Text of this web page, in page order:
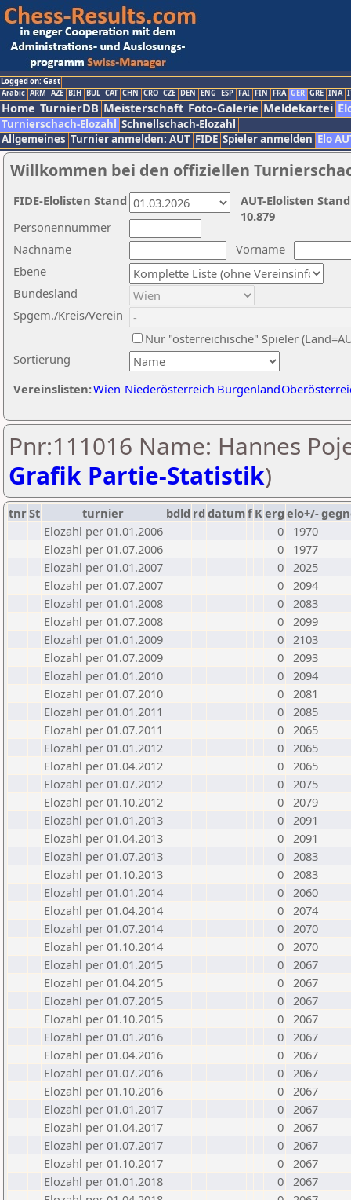
Logged on: Gast
Arabic ARM AZE BIH BUL CAT CHN CRO CZE DEN ENG ESP FAI FIN FRA GER GRE INA
Home TurnierDB Meisterschaft Foto-Galerie Meldekartei
Turnierschach-Elozahl Schnellschach-Elozahl
Allgemeines Turnier anmelden: AUT FIDE Spieler anmelden Elo
Willkommen bei den offiziellen
Nachname
Vorname
Ebene
Sortierung
Personennummer
Bundesland
Spgem./Kreis/Verein
Nur "österreichische" Spieler
Vereinslisten:Wien Niederösterreich Burgenland
AUT-Elolisten
10.879
FIDE-Elolisten Stand
Pnr:111016 Name: Hannes
Grafik Partie-Statistik)
tnrSt turnier bdld rd datumf Kerg elo+/-
Elozahl per 01.01.2006
0
1970
Elozahl per 01.07.2006
0
1977
Elozahl per 01.01.2007
0 2025
Elozahl per 01.07.2007
0 2094
Elozahl per 01.01.2008
0 2083
Elozahl per 01.07.2008
0 2099
Elozahl per 01.01.2009
0 2103
Elozahl per 01.07.2009
0 2093
Elozahl per 01.01.2010
0 2094
Elozahl per 01.07.2010
0 2081
Elozahl per 01.01.2011
0 2085
Elozahl per 01.07.2011
0 2065
Elozahl per 01.01.2012
0 2065
Elozahl per 01.04.2012
0 2065
Elozahl per 01.07.2012
0 2075
Elozahl per 01.10.2012
0 2079
Elozahl per 01.01.2013
0 2091
Elozahl per 01.04.2013
0 2091
Elozahl per 01.07.2013
0 2083
Elozahl per 01.10.2013
0 2083
Elozahl per 01.01.2014
0 2060
Elozahl per 01.04.2014
0 2074
Elozahl per 01.07.2014
0 2070
Elozahl per 01.10.2014
0 2070
Elozahl per 01.01.2015
0 2067
Elozahl per 01.04.2015
0 2067
Elozahl per 01.07.2015
0 2067
Elozahl per 01.10.2015
0 2067
Elozahl per 01.01.2016
0 2067
Elozahl per 01.04.2016
0 2067
Elozahl per 01.07.2016
0 2067
Elozahl per 01.10.2016
0 2067
Elozahl per 01.01.2017
0 2067
Elozahl per 01.04.2017
0 2067
Elozahl per 01.07.2017
0 2067
Elozahl per 01.10.2017
0 2067
Elozahl per 01.01.2018
0 2067